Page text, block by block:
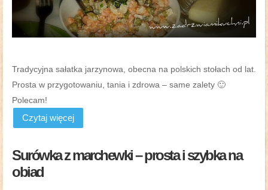
Tradycyjna sałatka jarzynowa, obecna na polskich stołach od lat.
Prosta w przygotowaniu, tania i zdrowa – same zalety 🙂
Polecam!
Czytaj więcej
Surówka z marchewki – prosta i szybka na
obiad